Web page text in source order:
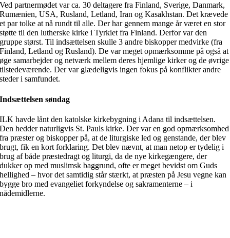
Ved partnermødet var ca. 30 deltagere fra Finland, Sverige, Danmark,
Rumænien, USA, Rusland, Letland, Iran og Kasakhstan. Det krævede
et par tolke at nå rundt til alle. Der har gennem mange år været en stor
støtte til den lutherske kirke i Tyrkiet fra Finland. Derfor var den
gruppe størst. Til indsættelsen skulle 3 andre biskopper medvirke (fra
Finland, Letland og Rusland). De var meget opmærksomme på også at
øge samarbejder og netværk mellem deres hjemlige kirker og de øvrige
tilstedeværende. Der var glædeligvis ingen fokus på konflikter andre
steder i samfundet.
Indsættelsen søndag
ILK havde lånt den katolske kirkebygning i Adana til indsættelsen.
Den hedder naturligvis St. Pauls kirke. Der var en god opmærksomhed
fra præster og biskopper på, at de liturgiske led og genstande, der blev
brugt, fik en kort forklaring. Det blev nævnt, at man netop er tydelig i
brug af både præstedragt og liturgi, da de nye kirkegængere, der
dukker op med muslimsk baggrund, ofte er meget bevidst om Guds
hellighed – hvor det samtidig står stærkt, at præsten på Jesu vegne kan
bygge bro med evangeliet forkyndelse og sakramenterne – i
nådemidlerne.